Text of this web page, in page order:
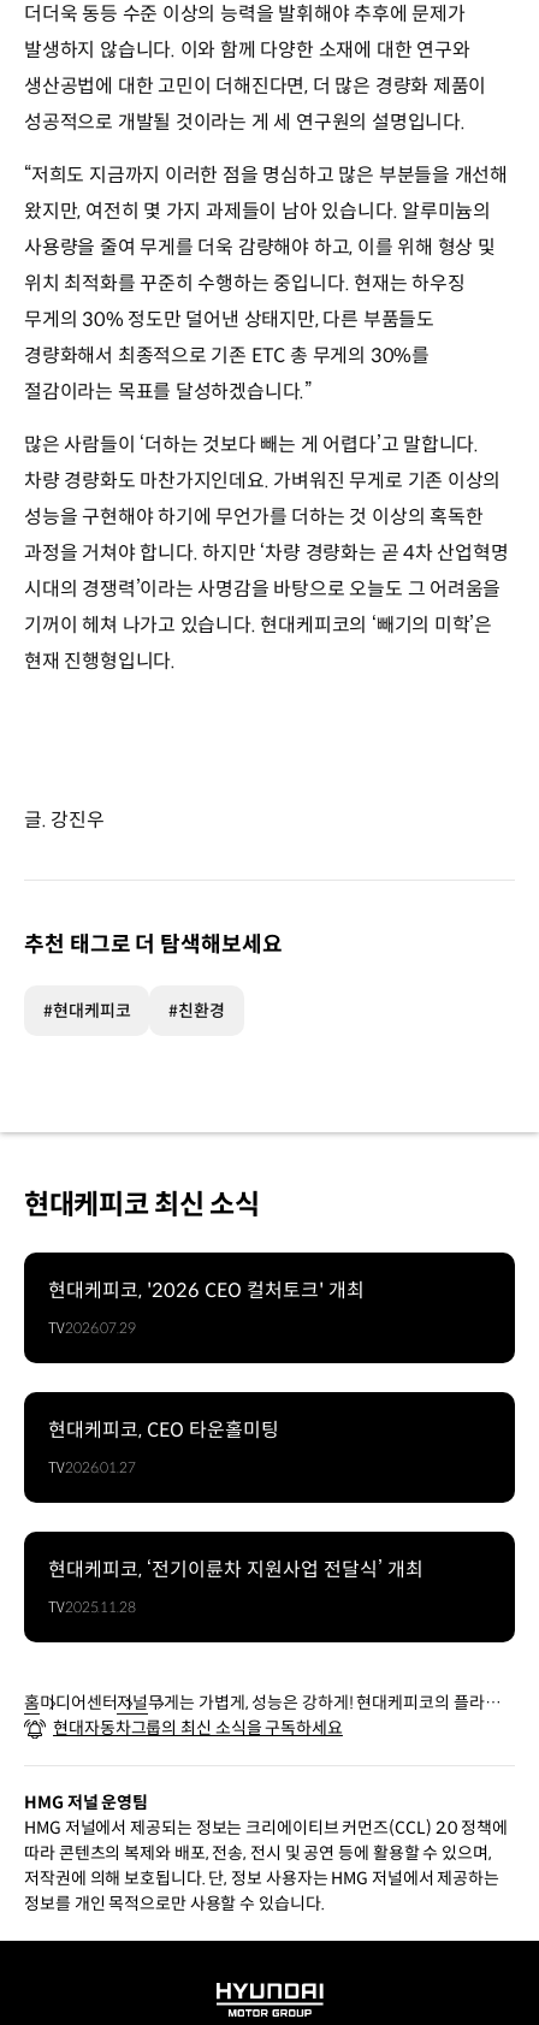
더더욱 동등 수준 이상의 능력을 발휘해야 추후에 문제가
발생하지 않습니다. 이와 함께 다양한 소재에 대한 연구와
생산공법에 대한 고민이 더해진다면, 더 많은 경량화 제품이
성공적으로 개발될 것이라는 게 세 연구원의 설명입니다.
“저희도 지금까지 이러한 점을 명심하고 많은 부분들을 개선해
왔지만, 여전히 몇 가지 과제들이 남아 있습니다. 알루미늄의
사용량을 줄여 무게를 더욱 감량해야 하고, 이를 위해 형상 및
위치 최적화를 꾸준히 수행하는 중입니다. 현재는 하우징
무게의 30% 정도만 덜어낸 상태지만, 다른 부품들도
경량화해서 최종적으로 기존 ETC 총 무게의 30%를
절감이라는 목표를 달성하겠습니다.”
많은 사람들이 ‘더하는 것보다 빼는 게 어렵다’고 말합니다.
차량 경량화도 마찬가지인데요. 가벼워진 무게로 기존 이상의
성능을 구현해야 하기에 무언가를 더하는 것 이상의 혹독한
과정을 거쳐야 합니다. 하지만 ‘차량 경량화는 곧 4차 산업혁명
시대의 경쟁력’이라는 사명감을 바탕으로 오늘도 그 어려움을
기꺼이 헤쳐 나가고 있습니다. 현대케피코의 ‘빼기의 미학’은
현재 진행형입니다.
글. 강진우
추천 태그로 더 탐색해보세요
#현대케피코 #친환경
현대케피코 최신 소식
현대케피코, '2026 CEO 컬처토크' 개최
TV2026.07.29
현대케피코, CEO 타운홀미팅
TV2026.01.27
현대케피코, ‘전기이륜차 지원사업 전달식’ 개최
TV2025.11.28
홈미디어센터저널무게는 가볍게, 성능은 강하게! 현대케피코의 플라스
틱 하우징 ETC
현대자동차그룹의 최신 소식을 구독하세요
HMG 저널 운영팀
HMG 저널에서 제공되는 정보는 크리에이티브 커먼즈(CCL) 2.0 정책에
따라 콘텐츠의 복제와 배포, 전송, 전시 및 공연 등에 활용할 수 있으며,
저작권에 의해 보호됩니다. 단, 정보 사용자는 HMG 저널에서 제공하는
정보를 개인 목적으로만 사용할 수 있습니다.
HYUNDAI